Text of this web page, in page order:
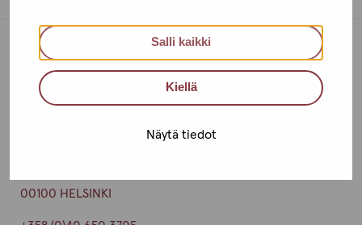
Salli kaikki
Kiellä
Näytä tiedot
Toimipisteet
Ota yhteyttä
00100 HELSINKI